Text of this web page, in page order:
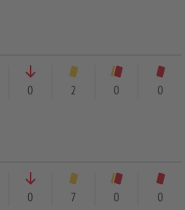
0 2 0 0
0 7 0 0